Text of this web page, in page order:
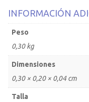
INFORMACIÓN
Peso
0,30 kg
Dimensiones
0,30 × 0,20 × 0,04 cm
Talla